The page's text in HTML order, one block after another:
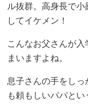
ル抜群。高身長で
してイケメン！
こんなお父さんが
まいますよね。
息子さんの手をし
も頼もしいパパとい